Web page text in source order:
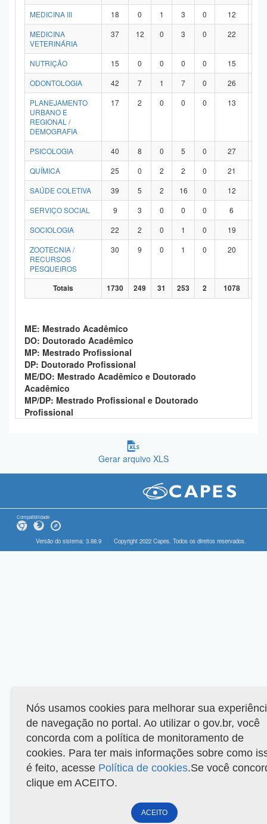
MEDICINA III
18 0 1 3 0 12
MEDICINA
VETERINÁRIA
37 12 0 3 0 22
NUTRIÇÃO 15 0 0 0 0 15
ODONTOLOGIA
42 7 1 7 0 26
PLANEJAMENTO
URBANO E
REGIONAL /
DEMOGRAFIA
17 2 0 0 0 13
PSICOLOGIA 40 8 0 5 0 27
QUÍMICA
25 0 2 2 0 21
SAÚDE COLETIVA
39 5 2 16 0 12
SERVIÇO SOCIAL
9 3 0 0 0 6
SOCIOLOGIA
22 2 0 1 0 19
ZOOTECNIA /
RECURSOS
PESQUEIROS
30 9 0 1 0 20
Totais 1730 249 31 253 2 1078
ME: Mestrado Acadêmico
DO: Doutorado Acadêmico
MP: Mestrado Profissional
DP: Doutorado Profissional
ME/DO: Mestrado Acadêmico e Doutorado
Acadêmico
MP/DP: Mestrado Profissional e Doutorado
Profissional
Gerar arquivo XLS
Compatibilidade
Versão do sistema: 3.88.9 Copyright 2022 Capes. Todos os direitos reservados.
Nós usamos cookies para melhorar sua
de navegação no portal. Ao utilizar o gov.br, você
concorda com a política de monitoramento de
cookies. Para ter mais informações sobre como
é feito, acesse Política de cookies.Se você
clique em ACEITO.
ACEITO